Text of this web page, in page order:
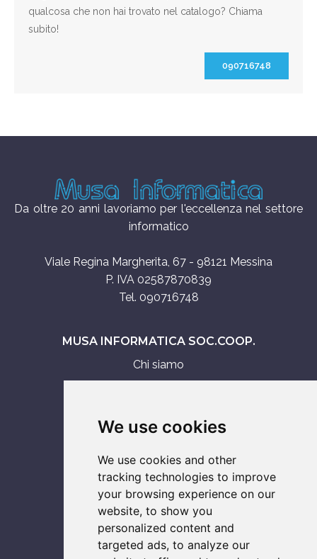
We use cookies
We use cookies and other
tracking technologies to improve
your browsing experience on our
website, to show you
personalized content and
targeted ads, to analyze our
qualcosa che non hai trovato nel catalogo? Chiama
subito!
090716748
Da oltre 20 anni lavoriamo per l'eccellenza nel settore
informatico
Viale Regina Margherita, 67 - 98121 Messina
P. IVA 02587870839
Tel. 090716748
MUSA INFORMATICA SOC.COOP.
Chi siamo
Vendita
ASSISTENZA SU
Computer
Notebook
Console